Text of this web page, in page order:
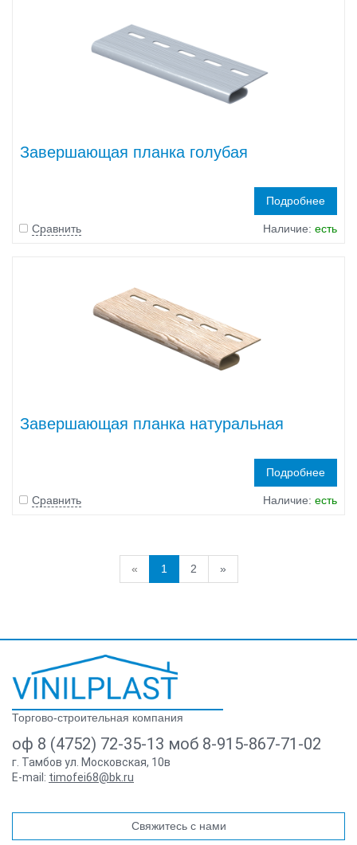
Завершающая планка голубая
Подробнее
Сравнить Наличие: есть
Завершающая планка натуральная
Подробнее
Сравнить Наличие: есть
« 1 2 »
Торгово-строительная компания
оф 8 (4752) 72-35-13 моб 8-915-867-71-02
г. Тамбов ул. Московская, 10в
E-mail: timofei68@bk.ru
Свяжитесь с нами